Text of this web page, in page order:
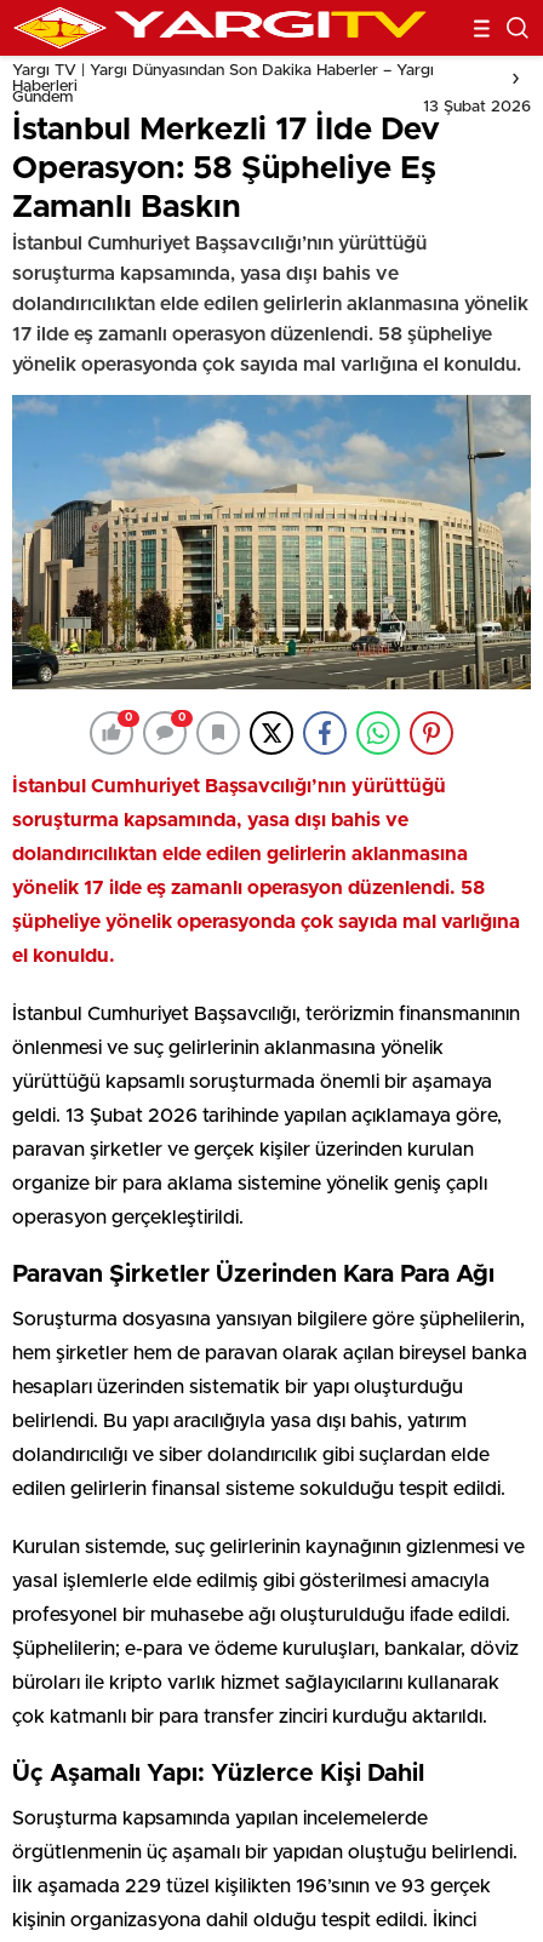
Yargı TV | Yargı Dünyasından Son Dakika Haberler – Yargı
Haberleri
Gündem
13 Şubat 2026
İstanbul Merkezli 17 İlde Dev
Operasyon: 58 Şüpheliye Eş
Zamanlı Baskın
İstanbul Cumhuriyet Başsavcılığı’nın yürüttüğü
soruşturma kapsamında, yasa dışı bahis ve
dolandırıcılıktan elde edilen gelirlerin aklanmasına yönelik
17 ilde eş zamanlı operasyon düzenlendi. 58 şüpheliye
yönelik operasyonda çok sayıda mal varlığına el konuldu.
0 0
İstanbul Cumhuriyet Başsavcılığı’nın yürüttüğü
soruşturma kapsamında, yasa dışı bahis ve
dolandırıcılıktan elde edilen gelirlerin aklanmasına
yönelik 17 ilde eş zamanlı operasyon düzenlendi. 58
şüpheliye yönelik operasyonda çok sayıda mal varlığına
el konuldu.
İstanbul Cumhuriyet Başsavcılığı, terörizmin finansmanının
önlenmesi ve suç gelirlerinin aklanmasına yönelik
yürüttüğü kapsamlı soruşturmada önemli bir aşamaya
geldi. 13 Şubat 2026 tarihinde yapılan açıklamaya göre,
paravan şirketler ve gerçek kişiler üzerinden kurulan
organize bir para aklama sistemine yönelik geniş çaplı
operasyon gerçekleştirildi.
Paravan Şirketler Üzerinden Kara Para Ağı
Soruşturma dosyasına yansıyan bilgilere göre şüphelilerin,
hem şirketler hem de paravan olarak açılan bireysel banka
hesapları üzerinden sistematik bir yapı oluşturduğu
belirlendi. Bu yapı aracılığıyla yasa dışı bahis, yatırım
dolandırıcılığı ve siber dolandırıcılık gibi suçlardan elde
edilen gelirlerin finansal sisteme sokulduğu tespit edildi.
Kurulan sistemde, suç gelirlerinin kaynağının gizlenmesi ve
yasal işlemlerle elde edilmiş gibi gösterilmesi amacıyla
profesyonel bir muhasebe ağı oluşturulduğu ifade edildi.
Şüphelilerin; e-para ve ödeme kuruluşları, bankalar, döviz
büroları ile kripto varlık hizmet sağlayıcılarını kullanarak
çok katmanlı bir para transfer zinciri kurduğu aktarıldı.
Üç Aşamalı Yapı: Yüzlerce Kişi Dahil
Soruşturma kapsamında yapılan incelemelerde
örgütlenmenin üç aşamalı bir yapıdan oluştuğu belirlendi.
İlk aşamada 229 tüzel kişilikten 196’sının ve 93 gerçek
kişinin organizasyona dahil olduğu tespit edildi. İkinci